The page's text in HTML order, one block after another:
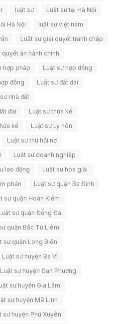
luật sư
Luật sư tại Hà Nội
Hà Nội
luật sư việt nam
Luật sư giải quyết tranh chấp
quyết án hành chính
hợp pháp
Luật sư hợp đồng
đồng
Luật sư đất đai
nhà đất
đai
Luật sư thừa kế
kế
Luật sư Ly hôn
Luật sư thu hồi nợ
Luật sư doanh nghiệp
lao động
Luật sư hòa giải
phán
Luật sư quận Ba Đình
sư quận Hoàn Kiếm
sư quận Đống Đa
quận Bắc Từ Liêm
sư quận Long Biên
Luật sư huyện Ba Vì
Luật sư huyện Đan Phượng
sư huyện Gia Lâm
sư huyện Mê Linh
sư huyện Phú Xuyên